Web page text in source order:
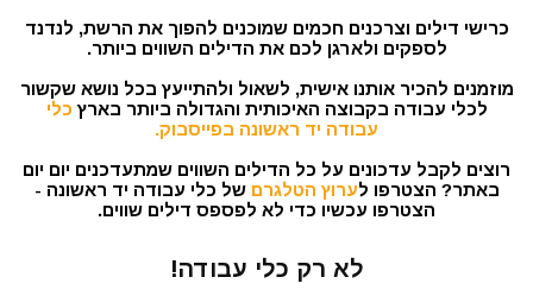
כרישי דילים וצרכנים חכמים שמוכנים להפוך את הרשת, לנדנד
לספקים ולארגן לכם את הדילים השווים ביותר.
מוזמנים להכיר אותנו אישית, לשאול ולהתייעץ בכל נושא שקשור
לכלי עבודה בקבוצה האיכותית והגדולה ביותר בארץ כלי
עבודה יד ראשונה בפייסבוק.
רוצים לקבל עדכונים על כל הדילים השווים שמתעדכנים יום יום
באתר? הצטרפו לערוץ הטלגרם של כלי עבודה יד ראשונה -
הצטרפו עכשיו כדי לא לפספס דילים שווים.
לא רק כלי עבודה!